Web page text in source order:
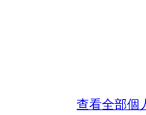
查看全部個